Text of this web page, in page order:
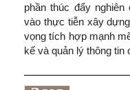
phần thúc đẩy
vào thực tiễn xây
vọng tích hợp mạnh
kế và quản lý thông